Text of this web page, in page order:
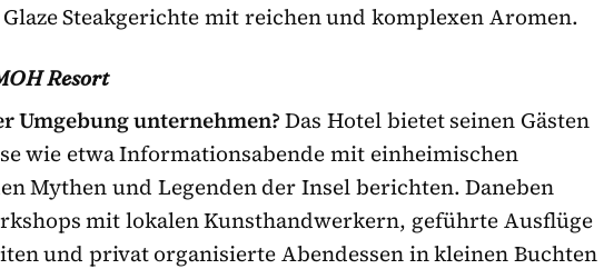
Steakgerichte mit reichen und komplexen Aromen.
Resort
Umgebung unternehmen?Das Hotel bietet seinen Gästen
wie etwa Informationsabende mit einheimischen
Mythen und Legenden der Insel berichten. Daneben
mit lokalen Kunsthandwerkern, geführte Ausflüge
und privat organisierte Abendessen in kleinen Buchten